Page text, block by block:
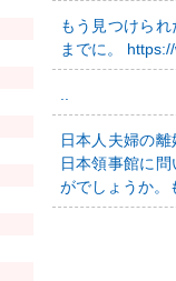
もう見つけら
までに。
日本人夫婦の
日本領事館に
がでしょうか。